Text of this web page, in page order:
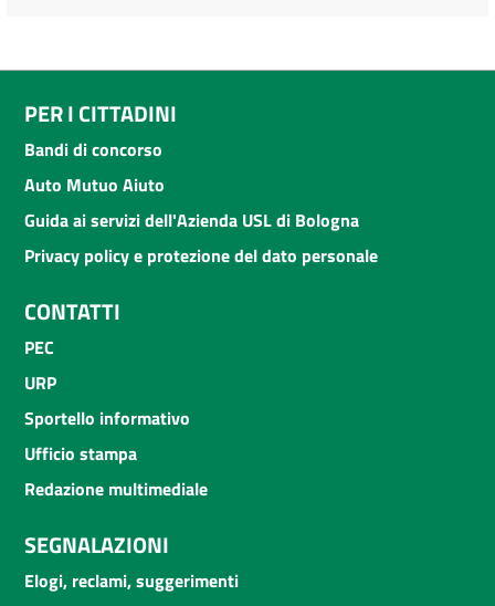
PER I CITTADINI
Bandi di concorso
Auto Mutuo Aiuto
Guida ai servizi dell'Azienda USL di Bologna
Privacy policy e protezione del dato personale
CONTATTI
PEC
URP
Sportello informativo
Ufficio stampa
Redazione multimediale
SEGNALAZIONI
Elogi, reclami, suggerimenti